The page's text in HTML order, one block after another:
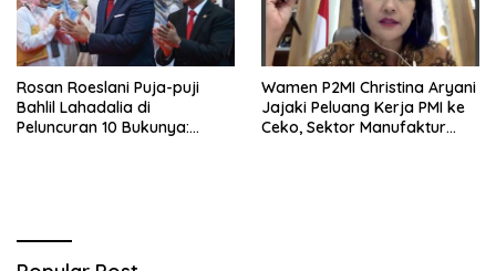
Rosan Roeslani Puja-puji
Bahlil Lahadalia di
Peluncuran 10 Bukunya:
Wamen P2MI Christina Aryani
Jajaki Peluang Kerja PMI ke
Ceko, Sektor Manufaktur